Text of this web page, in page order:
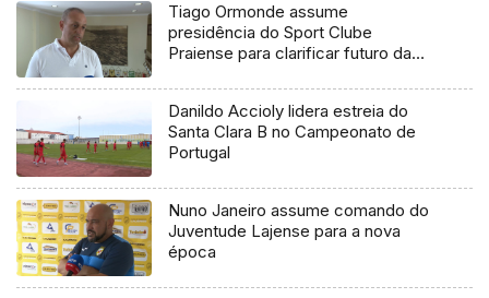
Tiago Ormonde assume
presidência do Sport Clube
Praiense para clarificar futuro da
Danildo Accioly lidera estreia do
Santa Clara B no Campeonato de
Portugal
Nuno Janeiro assume comando do
Juventude Lajense para a nova
época